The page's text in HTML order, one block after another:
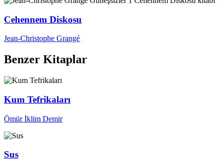
Cehennem Diskosu
Jean-Christophe Grangé
Benzer Kitaplar
Kum Tefrikaları
Ömür İklim Demir
Sus